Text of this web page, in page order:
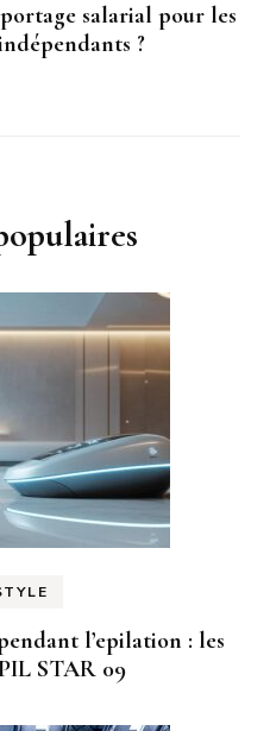
salarial pour les
?
l’epilation : les
STAR 09